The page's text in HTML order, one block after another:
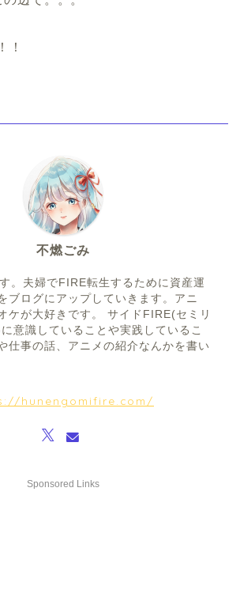
！
不燃ごみ
。夫婦でFIRE転生するために資産運
ブログにアップしていきます。アニ
ケが大好きです。 サイドFIRE(セミリ
意識していることや実践しているこ
仕事の話、アニメの紹介なんかを書い
hunengomifire.com/
Sponsored Links